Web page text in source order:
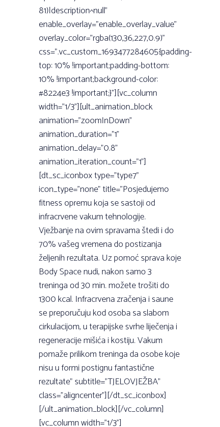
81)|description^null”
enable_overlay=”enable_overlay_value”
overlay_color=”rgba(130,36,227,0.9)”
css=”.vc_custom_1693477284605{padding-
top: 10% !important;padding-bottom:
10% !important;background-color:
#8224e3 !important;}”][vc_column
width=”1/3”][ult_animation_block
animation=”zoomInDown”
animation_duration=”1”
animation_delay=”0.8”
animation_iteration_count=”1”]
[dt_sc_iconbox type=”type7”
icon_type=”none” title=”Posjedujemo
fitness opremu koja se sastoji od
infracrvene vakum tehnologije.
Vježbanje na ovim spravama štedi i do
70% vašeg vremena do postizanja
željenih rezultata. Uz pomoć sprava koje
Body Space nudi, nakon samo 3
treninga od 30 min. možete trošiti do
1300 kcal. Infracrvena zračenja i saune
se preporučuju kod osoba sa slabom
cirkulacijom, u terapijske svrhe liječenja i
regeneracije mišića i kostiju. Vakum
pomaže prilikom treninga da osobe koje
nisu u formi postignu fantastične
rezultate” subtitle=”TJELOVJEŽBA”
class=”aligncenter”][/dt_sc_iconbox]
[/ult_animation_block][/vc_column]
[vc_column width=”1/3”]